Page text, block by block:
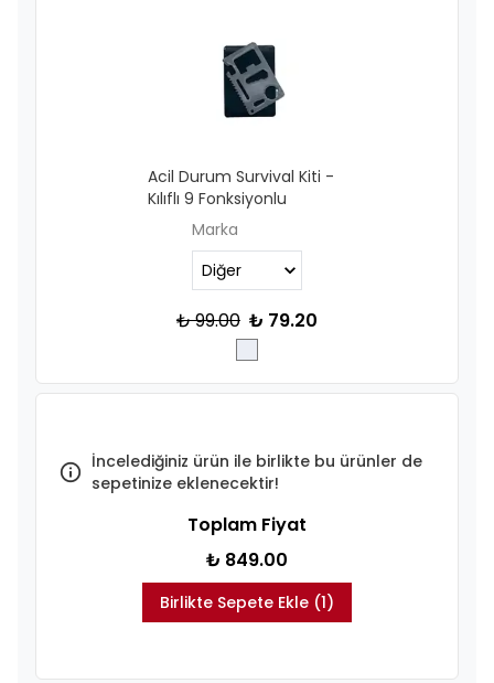
Acil Durum Survival Kiti -
Kılıflı 9 Fonksiyonlu
Marka
₺ 99.00 ₺ 79.20
İncelediğiniz ürün ile birlikte bu ürünler de
sepetinize eklenecektir!
Toplam Fiyat
₺ 849.00
Birlikte Sepete Ekle (1)